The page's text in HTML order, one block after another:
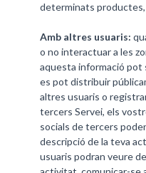
determinats
Amb altres usuaris:
o no interactuar a les
aquesta informació pot
es pot distribuir
altres usuaris o
tercers Servei, els
socials de tercers
descripció de la teva
usuaris podran veure